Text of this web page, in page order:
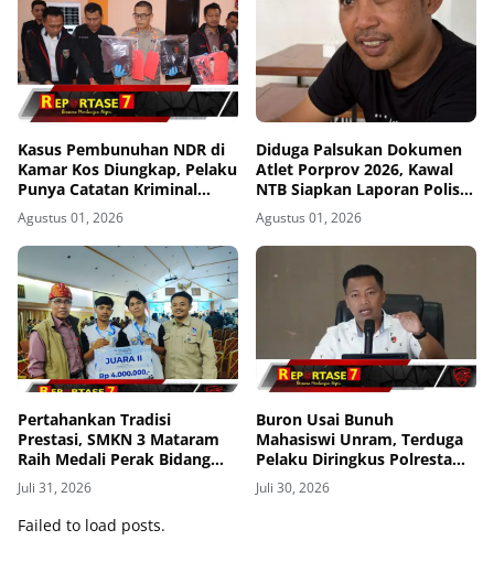
Kasus Pembunuhan NDR di
Kamar Kos Diungkap, Pelaku
Punya Catatan Kriminal
Kekerasan
Agustus 01, 2026
Diduga Palsukan Dokumen
Atlet Porprov 2026, Kawal
NTB Siapkan Laporan Polisi
ke Polda NTB
Agustus 01, 2026
Pertahankan Tradisi
Prestasi, SMKN 3 Mataram
Raih Medali Perak Bidang
Robotics di LKS Tingkat
Provinsi 2026
Juli 31, 2026
Buron Usai Bunuh
Mahasiswi Unram, Terduga
Pelaku Diringkus Polresta
Mataram di Gomong
Juli 30, 2026
Failed to load posts.